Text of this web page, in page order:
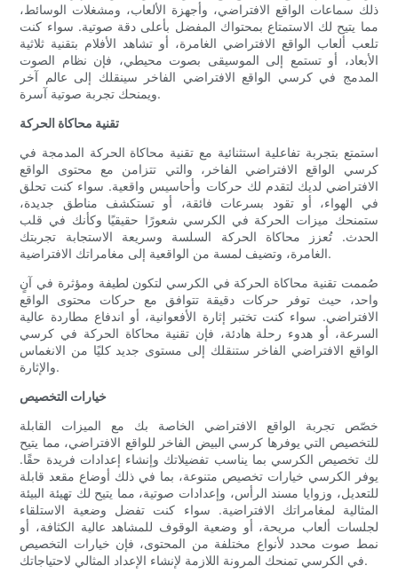
ذلك سماعات الواقع الافتراضي، وأجهزة الألعاب، ومشغلات الوسائط،
مما يتيح لك الاستمتاع بمحتواك المفضل بأعلى دقة صوتية. سواء كنت
تلعب ألعاب الواقع الافتراضي الغامرة، أو تشاهد الأفلام بتقنية ثلاثية
الأبعاد، أو تستمع إلى الموسيقى بصوت محيطي، فإن نظام الصوت
المدمج في كرسي الواقع الافتراضي الفاخر سينقلك إلى عالم آخر
ويمنحك تجربة صوتية آسرة.
تقنية محاكاة الحركة
استمتع بتجربة تفاعلية استثنائية مع تقنية محاكاة الحركة المدمجة في
كرسي الواقع الافتراضي الفاخر، والتي تتزامن مع محتوى الواقع
الافتراضي لديك لتقدم لك حركات وأحاسيس واقعية. سواء كنت تحلق
في الهواء، أو تقود بسرعات فائقة، أو تستكشف مناطق جديدة،
ستمنحك ميزات الحركة في الكرسي شعورًا حقيقيًا وكأنك في قلب
الحدث. تُعزز محاكاة الحركة السلسة وسريعة الاستجابة تجربتك
الغامرة، وتضيف لمسة من الواقعية إلى مغامراتك الافتراضية.
صُممت تقنية محاكاة الحركة في الكرسي لتكون لطيفة ومؤثرة في آنٍ
واحد، حيث توفر حركات دقيقة تتوافق مع حركات محتوى الواقع
الافتراضي. سواء كنت تختبر إثارة الأفعوانية، أو اندفاع مطاردة عالية
السرعة، أو هدوء رحلة هادئة، فإن تقنية محاكاة الحركة في كرسي
الواقع الافتراضي الفاخر ستنقلك إلى مستوى جديد كليًا من الانغماس
والإثارة.
خيارات التخصيص
خصّص تجربة الواقع الافتراضي الخاصة بك مع الميزات القابلة
للتخصيص التي يوفرها كرسي البيض الفاخر للواقع الافتراضي، مما يتيح
لك تخصيص الكرسي بما يناسب تفضيلاتك وإنشاء إعدادات فريدة حقًا.
يوفر الكرسي خيارات تخصيص متنوعة، بما في ذلك أوضاع مقعد قابلة
للتعديل، وزوايا مسند الرأس، وإعدادات صوتية، مما يتيح لك تهيئة البيئة
المثالية لمغامراتك الافتراضية. سواء كنت تفضل وضعية الاستلقاء
لجلسات ألعاب مريحة، أو وضعية الوقوف للمشاهد عالية الكثافة، أو
نمط صوت محدد لأنواع مختلفة من المحتوى، فإن خيارات التخصيص
في الكرسي تمنحك المرونة اللازمة لإنشاء الإعداد المثالي لاحتياجاتك.